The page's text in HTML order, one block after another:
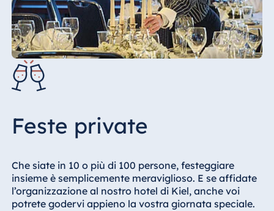
Feste private
Che siate in 10 o più di 100 persone, festeggiare
insieme è semplicemente meraviglioso. E se affidate
l’organizzazione al nostro hotel di Kiel, anche voi
potrete godervi appieno la vostra giornata speciale.